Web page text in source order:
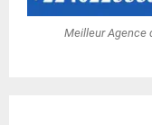
Meilleur Agence